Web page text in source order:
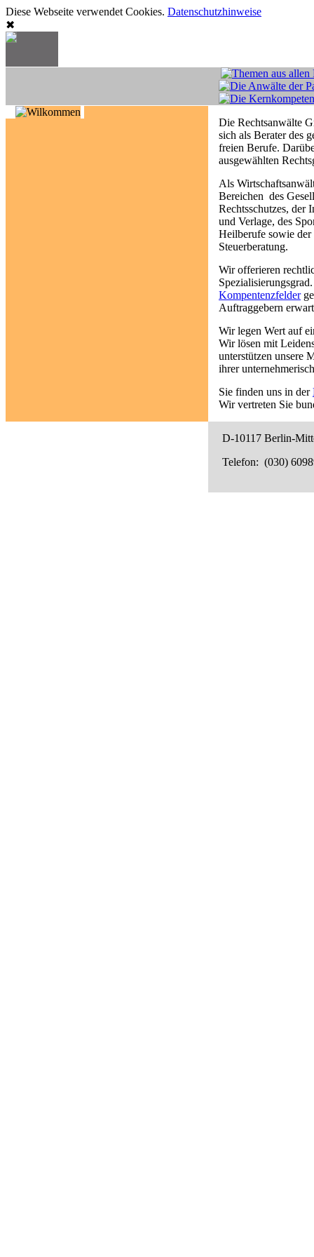
Diese Webseite verwendet Cookies. Datenschutzhinweise
✖
Die Rechtsanwälte
sich als Berater des
freien Berufe.
ausgewählten
Als
Bereichen des
Rechtsschutzes, der
und Verlage, des
Heilberufe sowie der
Steuerberatung.
Wir offerieren
Kompentenzfelder
Auftraggebern
Wir legen Wert auf
Wir lösen mit
unterstützen unsere
ihrer
Sie finden uns in der
Wir vertreten Sie
D-10117 Berlin-
Telefon: (030)